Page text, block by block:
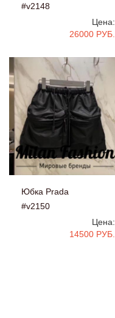
#v2148
Цена:
26000 РУБ.
Юбка Prada
#v2150
Цена:
14500 РУБ.